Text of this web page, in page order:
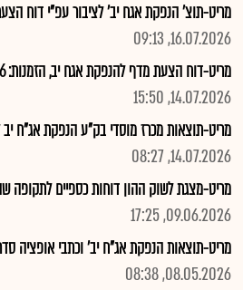
מריט-תוצ' הנפקת אגח יב' לציבור עפ"י דוח הצעת
16.07.2026, 09:13
מריט-דוח הצעת מדף להנפקת אגח יב, הזמנות: 15.7.26
14.07.2026, 15:50
מריט-תוצאות מכרז מוסדי בק"ע הנפקת אג"ח יב
14.07.2026, 08:27
מריט-מצגת לשוק ההון דוחות כספיים לתקופה
09.06.2026, 17:25
מריט-תוצאות הנפקת אג"ח יב' וכתבי אופציה
08.05.2026, 08:38